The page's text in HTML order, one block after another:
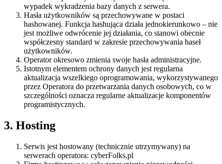
wypadek wykradzenia bazy danych z serwera.
Hasła użytkowników są przechowywane w postaci
hashowanej. Funkcja hashująca działa jednokierunkowo – nie
jest możliwe odwrócenie jej działania, co stanowi obecnie
współczesny standard w zakresie przechowywania haseł
użytkowników.
Operator okresowo zmienia swoje hasła administracyjne.
Istotnym elementem ochrony danych jest regularna
aktualizacja wszelkiego oprogramowania, wykorzystywanego
przez Operatora do przetwarzania danych osobowych, co w
szczególności oznacza regularne aktualizacje komponentów
programistycznych.
3. Hosting
Serwis jest hostowany (technicznie utrzymywany) na
serwerach operatora: cyberFolks.pl